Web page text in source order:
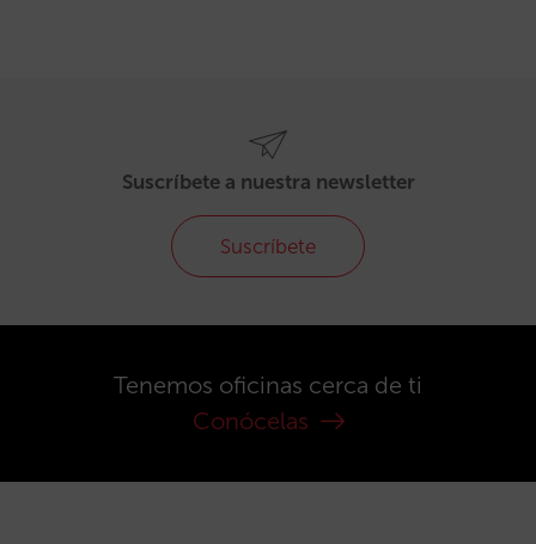
Suscríbete a nuestra newsletter
Suscríbete
Tenemos oficinas cerca de ti
Conócelas